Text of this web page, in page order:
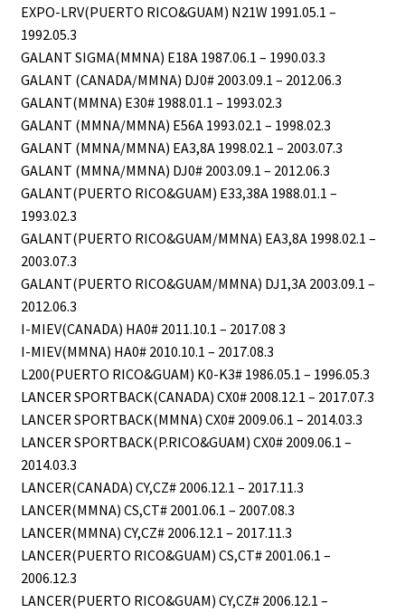
EXPO-LRV(PUERTO RICO&GUAM) N21W 1991.05.1 –
1992.05.3
GALANT SIGMA(MMNA) E18A 1987.06.1 – 1990.03.3
GALANT (CANADA/MMNA) DJ0# 2003.09.1 – 2012.06.3
GALANT(MMNA) E30# 1988.01.1 – 1993.02.3
GALANT (MMNA/MMNA) E56A 1993.02.1 – 1998.02.3
GALANT (MMNA/MMNA) EA3,8A 1998.02.1 – 2003.07.3
GALANT (MMNA/MMNA) DJ0# 2003.09.1 – 2012.06.3
GALANT(PUERTO RICO&GUAM) E33,38A 1988.01.1 –
1993.02.3
GALANT(PUERTO RICO&GUAM/MMNA) EA3,8A 1998.02.1 –
2003.07.3
GALANT(PUERTO RICO&GUAM/MMNA) DJ1,3A 2003.09.1 –
2012.06.3
I-MIEV(CANADA) HA0# 2011.10.1 – 2017.08 3
I-MIEV(MMNA) HA0# 2010.10.1 – 2017.08.3
L200(PUERTO RICO&GUAM) K0-K3# 1986.05.1 – 1996.05.3
LANCER SPORTBACK(CANADA) CX0# 2008.12.1 – 2017.07.3
LANCER SPORTBACK(MMNA) CX0# 2009.06.1 – 2014.03.3
LANCER SPORTBACK(P.RICO&GUAM) CX0# 2009.06.1 –
2014.03.3
LANCER(CANADA) CY,CZ# 2006.12.1 – 2017.11.3
LANCER(MMNA) CS,CT# 2001.06.1 – 2007.08.3
LANCER(MMNA) CY,CZ# 2006.12.1 – 2017.11.3
LANCER(PUERTO RICO&GUAM) CS,CT# 2001.06.1 –
2006.12.3
LANCER(PUERTO RICO&GUAM) CY,CZ# 2006.12.1 –